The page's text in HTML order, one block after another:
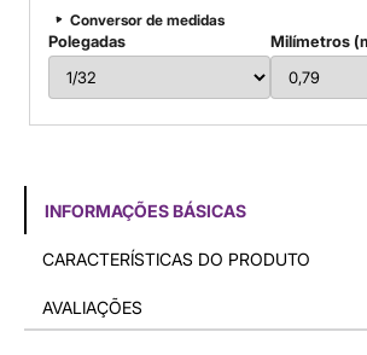
Conversor de medidas
Polegadas Milímetros
INFORMAÇÕES BÁSICAS
CARACTERÍSTICAS DO PRODUTO
AVALIAÇÕES